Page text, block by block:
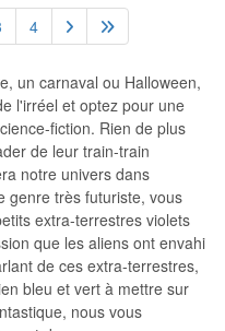
4
un carnaval ou Halloween,
l'irréel et optez pour une
fiction. Rien de plus
de leur train-train
notre univers dans
genre très futuriste, vous
extra-terrestres violets
que les aliens ont envahi
de ces extra-terrestres,
bleu et vert à mettre sur
nous vous